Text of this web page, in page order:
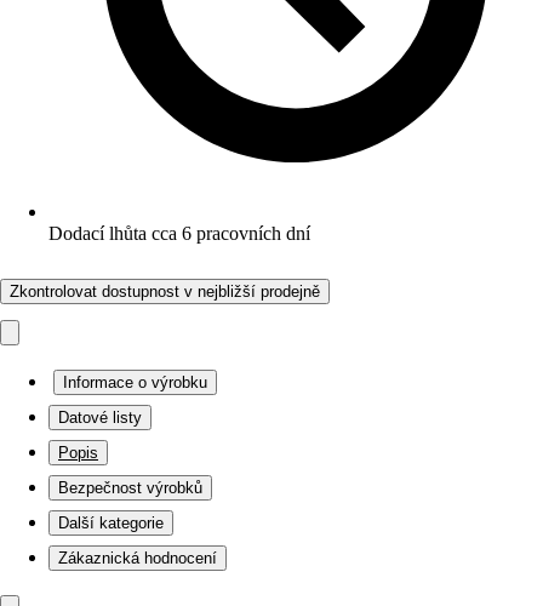
Dodací lhůta cca 6 pracovních dní
Zkontrolovat dostupnost v nejbližší prodejně
Informace o výrobku
Datové listy
Popis
Bezpečnost výrobků
Další kategorie
Zákaznická hodnocení